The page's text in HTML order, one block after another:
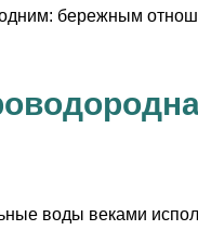
бережным
воды веками